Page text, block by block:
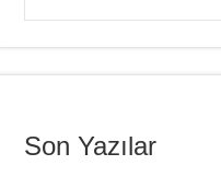
Son Yazılar